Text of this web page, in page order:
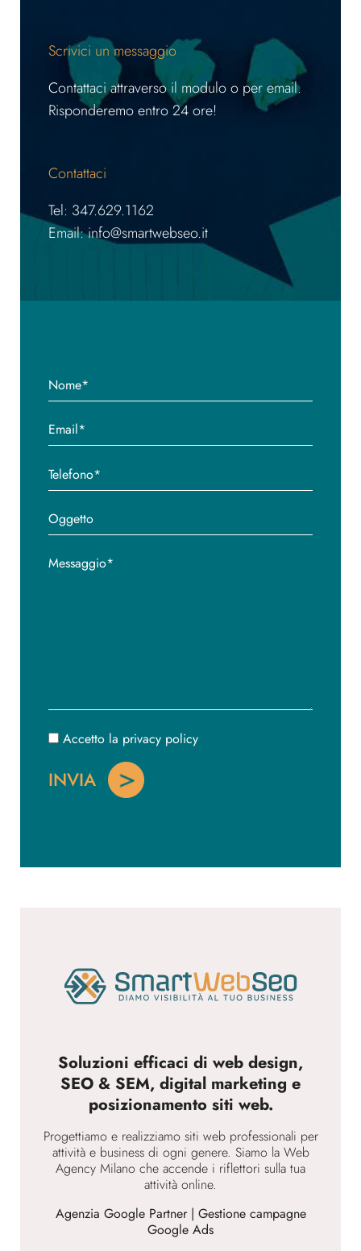
Scrivici un messaggio
Contattaci attraverso il modulo o per email.
Risponderemo entro 24 ore!
Contattaci
Tel: 347.629.1162
Email: info@smartwebseo.it
Accetto la privacy policy
Soluzioni efficaci di web design,
SEO & SEM, digital marketing e
posizionamento siti web.
Progettiamo e realizziamo siti web professionali per
attività e business di ogni genere. Siamo la Web
Agency Milano che accende i riflettori sulla tua
attività online.
Agenzia Google Partner | Gestione campagne
Google Ads